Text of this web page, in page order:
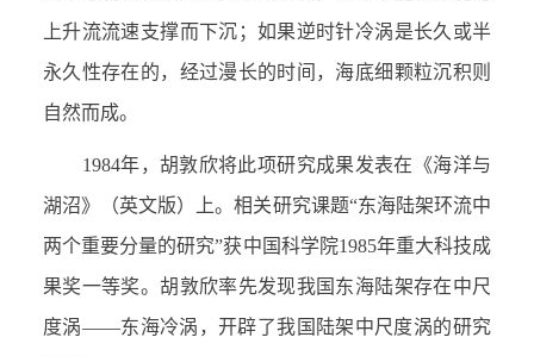
上升流流速支撑而下沉；如果逆时针冷涡是长久或半
永久性存在的，经过漫长的时间，海底细颗粒沉积则
自然而成。
1984年，胡敦欣将此项研究成果发表在《海洋与
湖沼》（英文版）上。相关研究课题“东海陆架环流中
两个重要分量的研究”获中国科学院1985年重大科技成
果奖一等奖。胡敦欣率先发现我国东海陆架存在中尺
度涡——东海冷涡，开辟了我国陆架中尺度涡的研究